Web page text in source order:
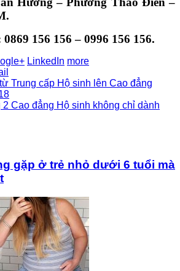
156 156 – 0996 156 156.
LinkedIn more
Trung cấp Hộ sinh lên Cao đẳng
2 Cao đẳng Hộ sinh không chỉ dành
gặp ở trẻ nhỏ dưới 6 tuổi mà